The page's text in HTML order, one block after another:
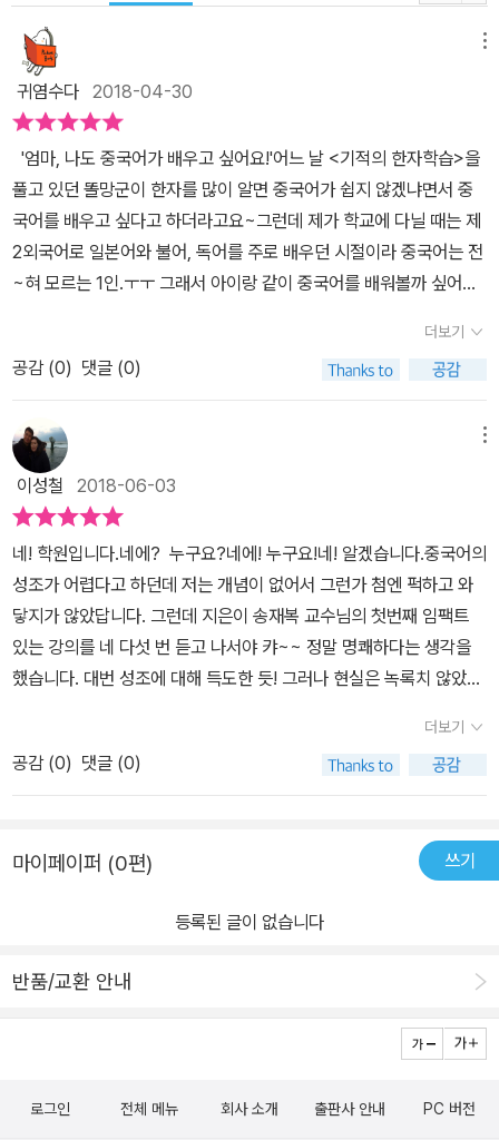
초급자들에게는 진도가 중요하지 않습니다. 멈추지 말고 반복해 완전
히 자기 것으로 만드는 것이 중요하다는 것을 명심하세요! ★ 베타테
스터들의 한마디 한자, 몰라도 시작할 수 있어요! 중국어는 간체자에,
작할 때부터 부담이 되는 외국어였습니다. 하지만 이 책은 앞부분에
한자 없이 병음만 제시되어 한자에 대한 부담이 없어서 좋았습니다.
복잡한 한자를 몰라도 중국어를 할 수 있다는 자신감이 생겼어요! 박
인영_ 26세, 대학생 출퇴근길에 들으면 딱 좋은 mp3! 여행 가서 써
먹을 수 있게 듣기와 말하기 위주로 중국어를 배우고 싶었던 저에게
딱 맞는 책입니다. 듣기 파일이 우리말과 중국어를 반복해서 들려주
니까, 앉아서 공부하거나 책을 들고 다닐 필요 없이, 듣는 것만으로도
라_ 29세, 직장인 듣기만 해도 중국어가 되네요! 보통 외국어 교재들
은 인사말, 문법 등으로 시작하는 일정한 패턴이 있고 문법을 공부하
다가 지쳐서 포기하게 되는데, 따로 공부하지 않더라도 반복적으로
듣다 보면 자연스럽게 문장구조·단어 뜻을 알게 된다는 것이 놀라웠
습니다. 다른 첫걸음 책보다 중국어에 더 재미있게 접근할 수 있는 책
입니다! 윤보람_ 32세, 직장인 통문장 암기로 간단하게! 생활 속에서
꼭 필요한 동사와 형용사를 활용한 문장들을 익힐 수 있어서 재미있
게 공부했습니다. 단어나 문법을 하나하나 이해하지 않아도 문장을
통으로 외워 바로 써먹을 수 있는 점이 저에게는 가장 큰 매력으로 다
당> : 발음과 성조 익히기 <1단계> 설명으로 감 잡기 이번 과에서 배
울 발음에 대해 저자 음성 강의를 들어보세요. 책에 수록된 그림 자료
하기 본 과에서 배우는 발음으로 구성된 다양한 단어를 연습합니다.
초 동사, 형용사, 부사를 활용한 문장 익히기 <1단계> 기본 단어 익히
어를 듣고 따라해 봅니다. <2단계> 핵심 10문장 익히기 본 과에서 배
다. 해석은 구경만 하고 듣고 따라해 봅니다. <3단계> 회화에 활용하
습니다. 본 과의 내용을 총정리하면서 듣고 따라해 봅니다. 연습문제
귀염수다 2018-04-30
'엄마, 나도 중국어가 배우고 싶어요!'어느 날 <기적의 한자학습>을
풀고 있던 똘망군이 한자를 많이 알면 중국어가 쉽지 않겠냐면서 중
국어를 배우고 싶다고 하더라고요~그런데 제가 학교에 다닐 때는 제
2외국어로 일본어와 불어, 독어를 주로 배우던 시절이라 중국어는 전
~혀 모르는 1인.ㅜㅜ 그래서 아이랑 같이 중국어를 배워볼까 싶어서
더라고요.--;그나마 <기적의 한자학습> 덕분에 익숙한 길벗스쿨의
자매사 길벗 이지톡에서 <중국어 첫걸음 무작정 따라하기>가 있길래
도전해봤어요! <중국어 첫걸음 무작정 따라하기>는 엄마가 아기
에게 모국어를 가르치듯, 듣기로 시작해서 말하기로, 그 후에 글자와
문법에 치중하도록 설계된 '소리 학습법'에 맞게 회화의 기본이 되는
듣기와 말하기 중심으로 구성된 중국어 교재에요.사실 저보다는 똘망
군이 중국어를 너무 배우고 싶어해서 똘망군의 수준에 맞는 교재를
찾았는데, 거의 문법과 단어 위주로 나열된 교재들이 많아서 도움이
되지 않더라구요.ㅠㅠ게다가 똘망군이 어릴 때부터 엄마표영어를 진
행하면서 외국어는 확실히 듣기가 차고 넘쳐아 말하기와 쓰기가 되는
것을 느꼈기에 일단 '소리 학습법'에 맞춘 이 교재가 지금 보기에 딱
좋다고 생각되었어요. 그래서 야심차게 중국어 초보탈출을 외치면
서 첫 페이지를 펼치는 순간 머리가 아찔~ㅠㅠ우선 중국어를 어렵게
여기는 이유가 중국어의 성조인데 첫 페이지부터 성조 이야기가 나오
에 아들에게는 공부 열심히 하라고, 책에 나온대로만 따라하면 다 잘
한다고 말해놓고 엄마인 저는 첫 페이지도 못 넘어가고 포기하려고
무작정 따라하기>는 저같은 완전 초보도 쉽게 볼 수 있도록 7단계에
걸쳐서 도와주니 중국어 초보탈출은 시간 문제일 것 같더라고요~우
스캔해서 듣거나 길벗 홈페이지에서 mp3 파일을 무료 다운로드 받
아서 들을 수 있어요! 그리고 출퇴근 시간이나 등하원시간 동안 편
더보기
공감 (0) 댓글 (0)
이성철 2018-06-03
네! 학원입니다.네에? 누구요?네에! 누구요!네! 알겠습니다.중국어의
성조가 어렵다고 하던데 저는 개념이 없어서 그런가 첨엔 퍽하고 와
닿지가 않았답니다. 그런데 지은이 송재복 교수님의 첫번째 임팩트
있는 강의를 네 다섯 번 듣고 나서야 캬~~ 정말 명쾌하다는 생각을
했습니다. 대번 성조에 대해 득도한 듯! 그러나 현실은 녹록치 않았습
어 외우듯이 전부 써야 한다는 막연한 부담감에 이거 쉽지가 않겠구
나하며 막연한 두려움을 가지고 있었습니다. 소리학습법!즉 엄마가
간난쟁이 아아에게 엄~~마! 하며 소리들 들려주어 아이가 소리부터
고 듣다보면 귀가 뚤리고, 그러면 혀가 풀리고 하는 지리한 방식인 줄
도입부 발걸음이 조금은 가벼워졌습니다. 그리고 무작적 mp3를 다
하나씩 제대로 들으려 노력했습니다. 왜냐하면 저자 머릿말에“외국
책은 회화의 기본이 되는 듣기와 말하기 중심의 책입니다. 중국어를
고, 읽고, 쓰는 순으로 공부하기 바랍니다처음에는 듣는 것에 역점을
더보기
공감 (0) 댓글 (0)
마이페이퍼 (0편) 쓰기
등록된 글이 없습니다
반품/교환 안내
로그인 전체 메뉴 회사 소개 출판사 안내 PC 버전